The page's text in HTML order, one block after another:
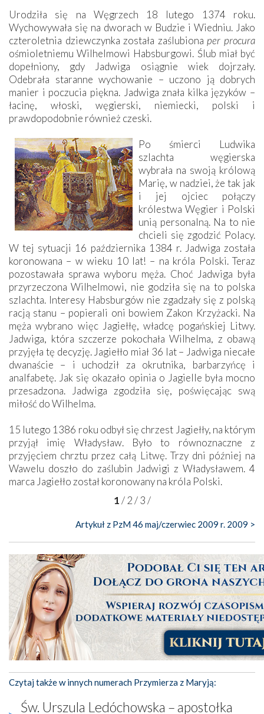
Urodziła się na Węgrzech 18 lutego 1374 roku.
Wychowywała się na dworach w Budzie i Wiedniu. Jako
czteroletnia dziewczynka została zaślubiona per procura
ośmioletniemu Wilhelmowi Habsburgowi. Ślub miał być
dopełniony, gdy Jadwiga osiągnie wiek dojrzały.
Odebrała staranne wychowanie – uczono ją dobrych
manier i poczucia piękna. Jadwiga znała kilka języków –
łacinę, włoski, węgierski, niemiecki, polski i
prawdopodobnie również czeski.
Po śmierci Ludwika
szlachta węgierska
wybrała na swoją królową
Marię, w nadziei, że tak jak
i jej ojciec połączy
królestwa Węgier i Polski
unią personalną. Na to nie
chcieli się zgodzić Polacy.
W tej sytuacji 16 października 1384 r. Jadwiga została
koronowana – w wieku 10 lat! – na króla Polski. Teraz
pozostawała sprawa wyboru męża. Choć Jadwiga była
przyrzeczona Wilhelmowi, nie godziła się na to polska
szlachta. Interesy Habsburgów nie zgadzały się z polską
racją stanu – popierali oni bowiem Zakon Krzyżacki. Na
męża wybrano więc Jagiełłę, władcę pogańskiej Litwy.
Jadwiga, która szczerze pokochała Wilhelma, z obawą
przyjęła tę decyzję. Jagiełło miał 36 lat – Jadwiga niecałe
dwanaście – i uchodził za okrutnika, barbarzyńcę i
analfabetę. Jak się okazało opinia o Jagielle była mocno
przesadzona. Jadwiga zgodziła się, poświęcając swą
miłość do Wilhelma.
15 lutego 1386 roku odbył się chrzest Jagiełły, na którym
przyjął imię Władysław. Było to równoznaczne z
przyjęciem chrztu przez całą Litwę. Trzy dni później na
Wawelu doszło do zaślubin Jadwigi z Władysławem. 4
marca Jagiełło został koronowany na króla Polski.
1/ 2/3/
Artykuł z PzM 46 maj/czerwiec 2009 r. 2009 >
Czytaj także w innych numerach Przymierza z Maryją:
Św. Urszula Ledóchowska – apostołka